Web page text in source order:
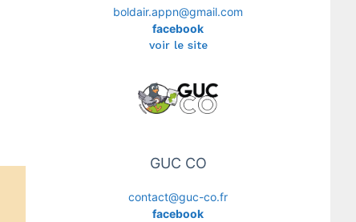
boldair.appn@gmail.com
facebook
voir le site
GUC CO
contact@guc-co.fr
facebook